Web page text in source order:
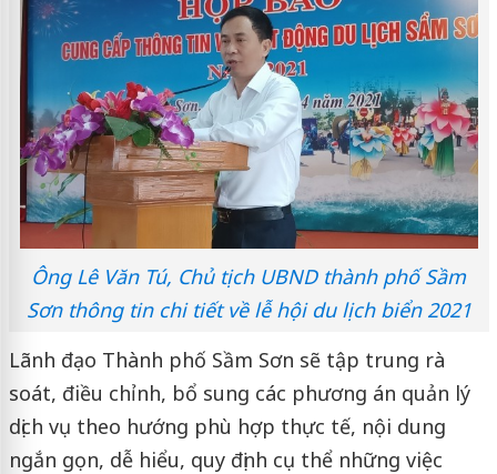
Ông Lê Văn Tú, Chủ tịch UBND thành phố Sầm
Sơn thông tin chi tiết về lễ hội du lịch biển 2021
Lãnh đạo Thành phố Sầm Sơn sẽ tập trung rà
soát, điều chỉnh, bổ sung các phương án quản lý
dịch vụ theo hướng phù hợp thực tế, nội dung
ngắn gọn, dễ hiểu, quy định cụ thể những việc